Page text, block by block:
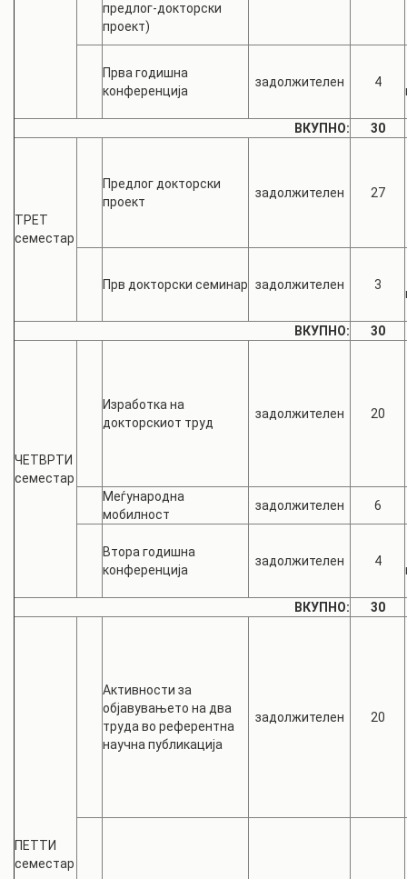
предлог-докторски
проект)
Прва годишна
конференција
задолжителен 4
ВКУПНО: 30
ТРЕТ
семестар
Предлог докторски
проект
задолжителен 27
Прв докторски семинар задолжителен 3
ВКУПНО: 30
ЧЕТВРТИ
семестар
Изработка на
докторскиот труд
задолжителен 20
Меѓународна
мобилност
задолжителен 6
Втора годишна
конференција
задолжителен 4
ВКУПНО: 30
ПЕТТИ
семестар
Активности за
објавувањето на два
труда во референтна
научна публикација
задолжителен 20